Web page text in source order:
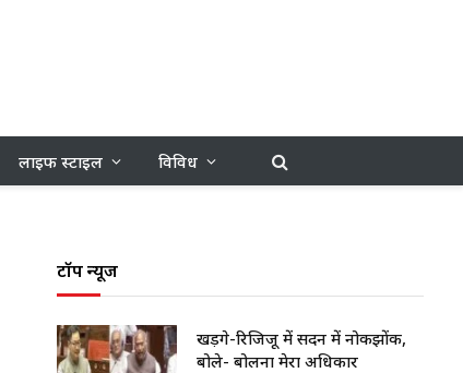
लाइफ स्टाइल विविध
टॉप न्यूज
खड़गे-रिजिजू में सदन में नोकझोंक,
बोले- बोलना मेरा अधिकार